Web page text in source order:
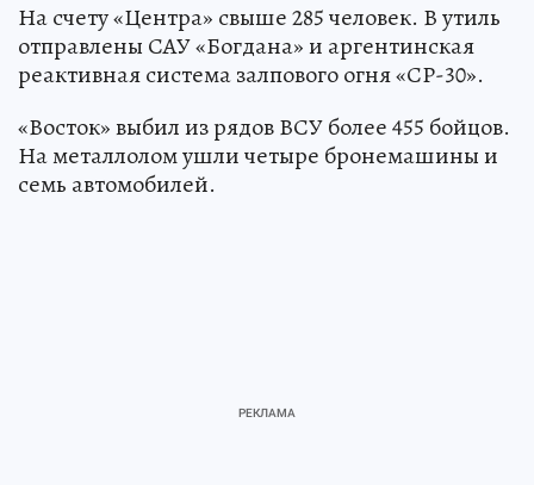
На счету «Центра» свыше 285 человек. В утиль
отправлены САУ «Богдана» и аргентинская
реактивная система залпового огня «СР-30».
«Восток» выбил из рядов ВСУ более 455 бойцов.
На металлолом ушли четыре бронемашины и
семь автомобилей.